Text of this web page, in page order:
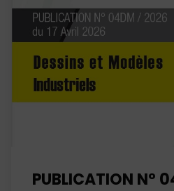
PUBLICATION N°